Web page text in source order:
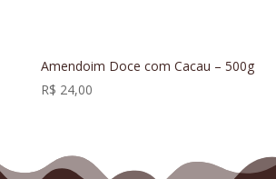
Amendoim Doce com Cacau – 500g
R$ 24,00